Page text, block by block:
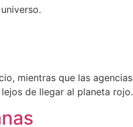
mientras que las agencias
de llegar al planeta rojo.